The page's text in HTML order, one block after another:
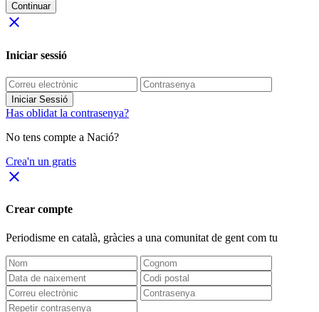
Continuar
close
Iniciar sessió
Iniciar Sessió
Has oblidat la contrasenya?
No tens compte a Nació?
Crea'n un gratis
close
Crear compte
Periodisme en català, gràcies a una comunitat de gent com tu